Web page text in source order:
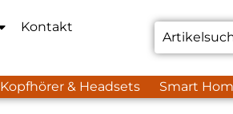
Kontakt
Kopfhörer & Headsets Smart